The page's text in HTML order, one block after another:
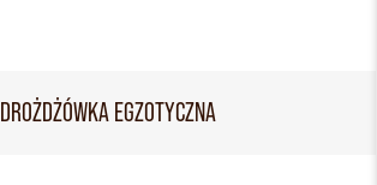
DROŻDŻÓWKA EGZOTYCZNA